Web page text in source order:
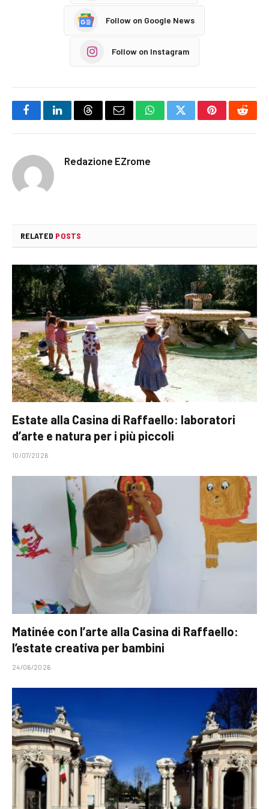
Follow on Google News
Follow on Instagram
FacebookLinkedInThreadsEmail WhatsAppTwitterPinterest
Redazione EZrome
RELATED POSTS
Estate alla Casina di Raffaello: laboratori
d’arte e natura per i più piccoli
10/07/2026
Matinée con l’arte alla Casina di Raffaello:
l’estate creativa per bambini
24/06/2026